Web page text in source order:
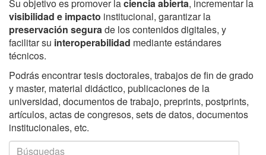
Su objetivo es promover laciencia abierta, incrementar la
visibilidad e impacto institucional, garantizar la
preservación segurade los contenidos digitales, y
facilitar su interoperabilidad mediante estándares
técnicos.
Podrás encontrar tesis doctorales, trabajos de fin de grado
y master, material didáctico, publicaciones de la
universidad, documentos de trabajo, preprints, postprints,
artículos, actas de congresos, sets de datos, documentos
institucionales, etc.